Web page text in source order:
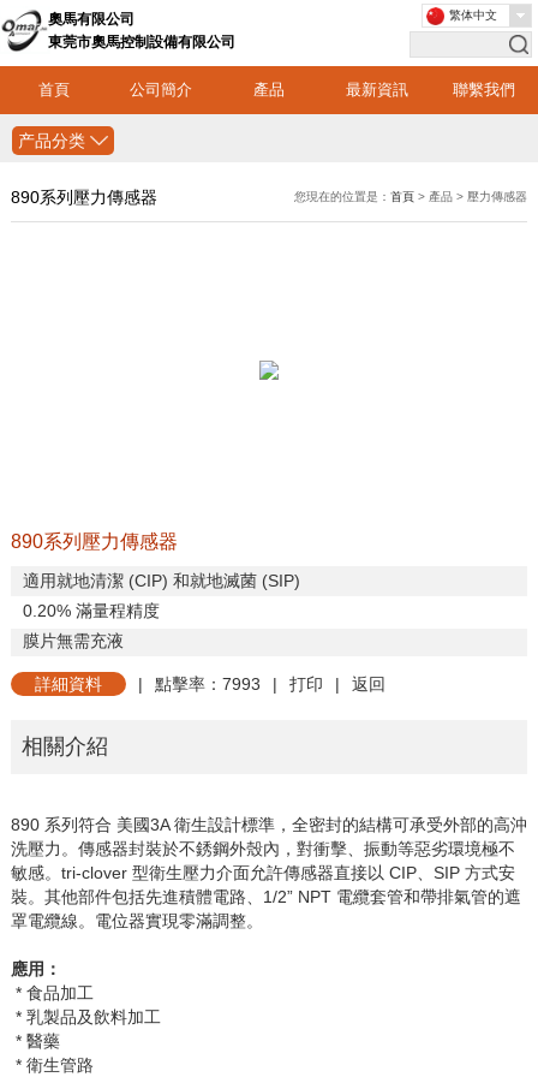
奧馬有限公司
東莞市奧馬控制設備有限公司
首頁 公司簡介 產品 最新資訊 聯繫我們
繁体中文
产品分类
890系列壓力傳感器 您現在的位置是：首頁 > 產品 > 壓力傳感器
890系列壓力傳感器
適用就地清潔(CIP) 和就地滅菌(SIP)
0.20% 滿量程精度
膜片無需充液
詳細資料 | 點擊率：7993 | 打印 | 返回
相關介紹
890 系列符合 美國3A衛生設計標準，全密封的結構可承受外部的高沖
洗壓力。傳感器封裝於不銹鋼外殼內，對衝擊、振動等惡劣環境極不
敏感。 tri-clover 型衛生壓力介面允許傳感器直接以 CIP、 SIP 方式安
裝。其他部件包括先進積體電路、 1/2” NPT 電纜套管和帶排氣管的遮
罩電纜線。電位器實現零滿調整。
應用：
* 食品加工
* 乳製品及飲料加工
* 醫藥
* 衛生管路